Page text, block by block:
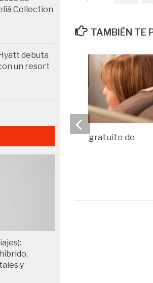
TAMBIÉN TE
Iberia estrena wifi gratuito de
Collection
debuta
un resort
y